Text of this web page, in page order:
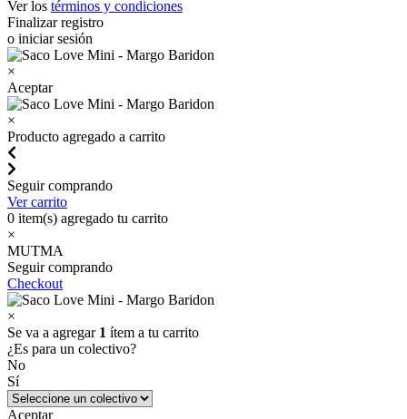
Ver los términos y condiciones
Finalizar registro
o iniciar sesión
×
Aceptar
×
Producto agregado a carrito
Seguir comprando
Ver carrito
0 item(s) agregado tu carrito
×
MUTMA
Seguir comprando
Checkout
×
Se va a agregar 1 ítem a tu carrito
¿Es para un colectivo?
No
Sí
Aceptar